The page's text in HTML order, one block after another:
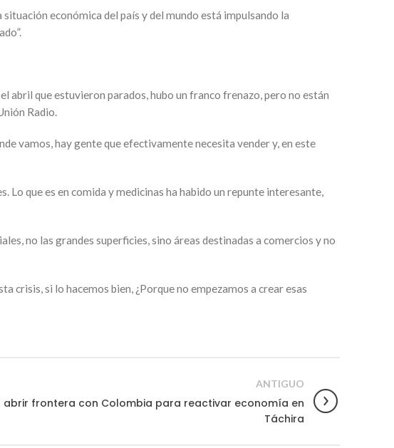
económica del país y del mundo está impulsando la
abril que estuvieron parados, hubo un franco frenazo, pero no están
Radio.
vamos, hay gente que efectivamente necesita vender y, en este
que es en comida y medicinas ha habido un repunte interesante,
no las grandes superficies, sino áreas destinadas a comercios y no
crisis, si lo hacemos bien, ¿Porque no empezamos a crear esas
ANTIGUO
abrir frontera con Colombia para reactivar economía en
Táchira